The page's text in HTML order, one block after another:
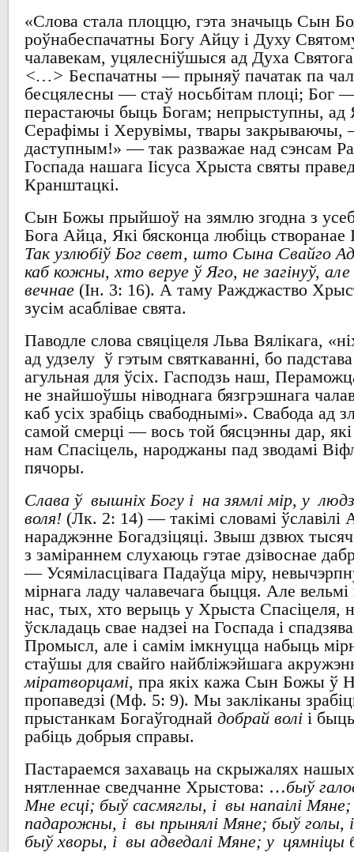
«Слова стала плоццю,гэта значыць Сын
роўнабеспачатны БогуАйцу і Духу
чалавекам,уцялесніўшыся адДуха
<…> Беспачатны —прыняў пачатак па
бесцялесны —стаў носьбітам плоці; Бог
перастаючы быць Богам;непрыступны,ад
Серафімы і Херувімы,твары закрываючы,
даступным!» — такразважае над сэнсам
Госпада нашага Іісуса Хрыста святы
Кранштацкі.
СынБожы прыйшоў на зямлю згодна з
БогаАйца,Які бясконца любіць створанае
Так узлюбіў Бог свет, што Сына Свайго
каб кожны, хто веруе ў Яго, не загінуў,
вечнае (Ін. 3: 16). Атаму Ражджаство
зусім асаблівае свята.
Паводле слова свяціцеля ЛьваВялікага, «
ад удзелу ў гэтым святкаванні, бо
агульная для ўсіх.Гасподзь наш,
не знайшоўшы ніводнага бязгрэшнага
каб усіх зрабіць свабоднымі». Свабода ад
самой смерці —вось той бясцэнны дар,
нам Спасіцель,народжаны пад зводамі
пячоры.
Слава ў вышніх Богу і на зямлі мір, у
воля! (Лк. 2: 14) —такімі словамі ўславілі
нараджэнне Богадзіцяці. Звыш дзвюх
з заміраннем слухаюць гэтае дзівоснае
—Усяміласцівага Падаўца міру,
мірнага ладу чалавечага быцця.Але вельмі
нас,тых, хто верыць у Хрыста Спасіцеля,
ўскладаць свае надзеі на Госпада і
Промысл,але і самім імкнуцца набыць
стаўшы для свайго найбліжэйшага
міратворцамі,пра якіх кажа Сын Божы ў
пропаведзі (Мф. 5: 9). Мызакліканы
прыстанкам Богаўгоднайдобрай волі і
рабіць добрыя справы.
Пастараемся захаваць наскрыжалях
нятленнае сведчанне Хрыстова: …быў
Мне есці; быў сасмяглы, і вы напаілі
падарожны, і вы прынялі Мяне; быў голы,
быў хворы, і вы адведалі Мяне; у цямніцы